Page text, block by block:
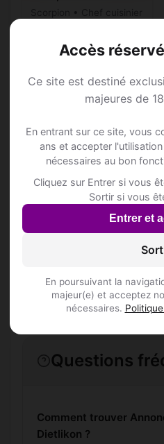
Accès
Ce site est destiné
majeures de
En entrant sur ce site, vous
ans et accepter
nécessaires au bon
Cliquez sur Entrer si vous
Sortir si vous
Entrer et
En poursuivant la
majeur(e) et acceptez
nécessaires.
Annonce
Rejoins les
S'inscrire
Questions
Comment trouver
Dietlikon ?